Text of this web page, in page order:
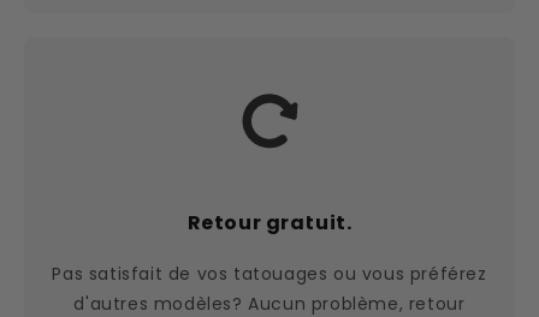
Retour gratuit.
Pas satisfait de vos tatouages ou vous préférez
d'autres modèles? Aucun problème, retour